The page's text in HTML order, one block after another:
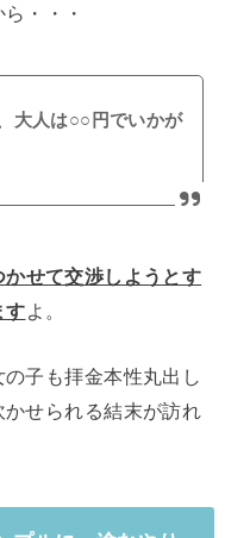
・・・
大人は○○円でいかが
せて交渉しようとす
すよ。
子も拝金本性丸出し
せられる結末が訪れ